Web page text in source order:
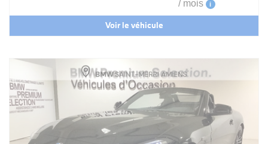
/ mois i
Voir le véhicule